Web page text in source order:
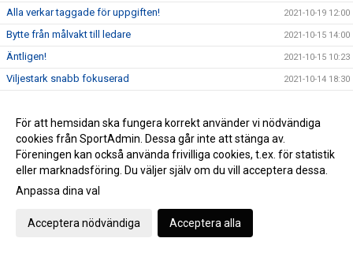
Alla verkar taggade för uppgiften! 2021-10-19 12:00
Bytte från målvakt till ledare 2021-10-15 14:00
Äntligen! 2021-10-15 10:23
Viljestark snabb fokuserad 2021-10-14 18:30
Lämnade hockyn och valde innebandyn istället 2021-10-09 11:10
Spelintelligent, snabb och teknisk 2021-10-07 12:00
Vi är alla väldigt spelsugna och taggade 2021-10-02 13:30
Hårt arbetande forward
Envis, spelförstående och ödmjuk
Världens roligaste sport
För att hemsidan ska fungera korrekt använder vi nödvändiga
cookies från SportAdmin. Dessa går inte att stänga av.
Föreningen kan också använda frivilliga cookies, t.ex. för statistik
eller marknadsföring. Du väljer själv om du vill acceptera dessa.
Anpassa dina val
Acceptera nödvändiga Acceptera alla